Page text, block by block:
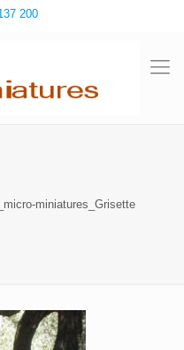
200
miniatures_Grisette